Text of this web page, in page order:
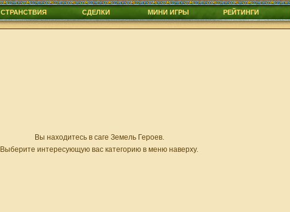
СТРАНСТВИЯ СДЕЛКИ МИНИ ИГРЫ РЕЙТИНГИ
Вы находитесь в саге Земель Героев.
Выберите интересующую вас категорию в меню наверху.